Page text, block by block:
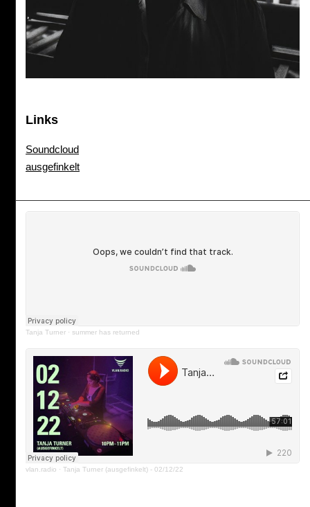
Links
Soundcloud
ausgefinkelt
Tanja Turner · summer has returned
vlan.radio · Tanja Turner (ausgefinkelt) - 02/12/22